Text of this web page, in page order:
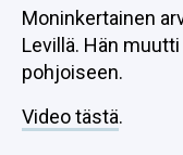
Moninkertainen
Levillä. Hän
pohjoiseen.
Video tästä.